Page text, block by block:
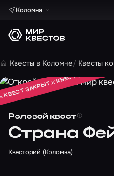
Коломна
Квесты в Коломне Квесты
Ролевой квест
Страна
Квесторий (Коломна)
КВЕСТ ЗАКРЫТ
КВЕСТ ЗАКРЫТ